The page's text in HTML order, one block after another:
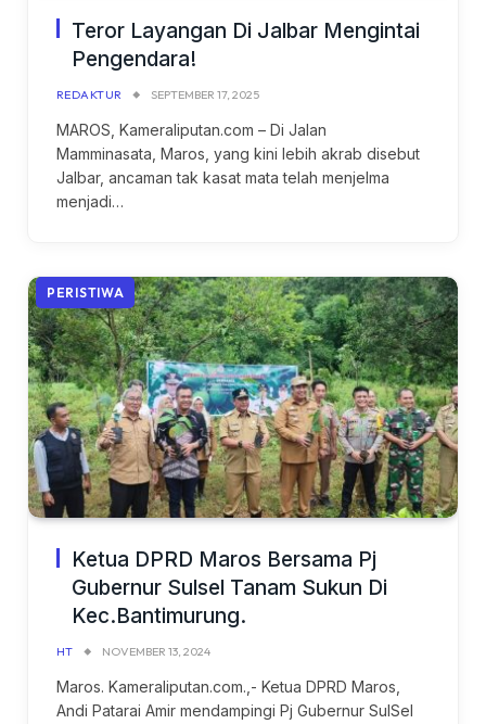
Teror Layangan Di Jalbar Mengintai
Pengendara!
REDAKTUR SEPTEMBER 17, 2025
MAROS, Kameraliputan.com – Di Jalan
Mamminasata, Maros, yang kini lebih akrab disebut
Jalbar, ancaman tak kasat mata telah menjelma
menjadi…
PERISTIWA
Ketua DPRD Maros Bersama Pj
Gubernur Sulsel Tanam Sukun Di
Kec.Bantimurung.
HT NOVEMBER 13, 2024
Maros. Kameraliputan.com.,- Ketua DPRD Maros,
Andi Patarai Amir mendampingi Pj Gubernur SulSel